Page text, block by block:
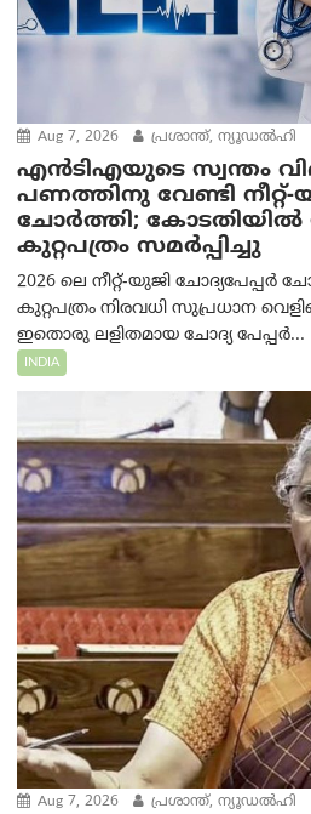
Aug 7, 2026 പ്രശാന്ത്, ന്യൂഡല്‍ഹി
എൻ‌ടി‌എയുടെ സ്വന്തം
പണത്തിനു വേണ്ടി നീറ്റ്-
ചോർത്തി;
കുറ്റപത്രം സമര്‍പ്പിച്ചു
2026 ലെ നീറ്റ്-യുജി
കുറ്റപത്രം നിരവധി സുപ്രധാന
ഇതൊരു ലളിതമായ ചോദ്യ പേപ്പർ...
INDIA
Aug 7, 2026 പ്രശാന്ത്, ന്യൂഡല്‍ഹി